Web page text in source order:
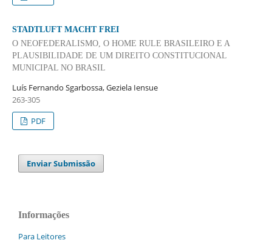
STADTLUFT MACHT FREI
O NEOFEDERALISMO, O HOME RULE BRASILEIRO E A
PLAUSIBILIDADE DE UM DIREITO CONSTITUCIONAL
MUNICIPAL NO BRASIL
Luís Fernando Sgarbossa, Geziela Iensue
263-305
PDF
Enviar Submissão
Informações
Para Leitores